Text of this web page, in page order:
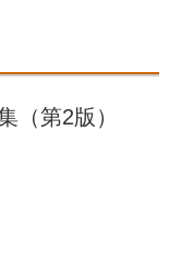
（第2版）